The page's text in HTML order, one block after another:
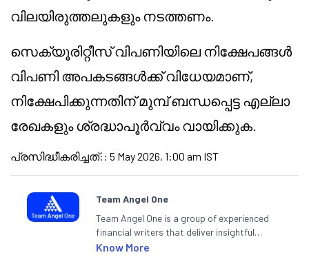
വിലയിരുത്തലുകളും നടത്തണം.
സെക്യൂരിറ്റീസ് വിപണിയിലെ നിക്ഷേപങ്ങൾ
വിപണി അപകടങ്ങൾക്ക് വിധേയമാണ്,
നിക്ഷേപിക്കുന്നതിന് മുമ്പ് ബന്ധപ്പെട്ട എല്ലാ
രേഖകളും ശ്രദ്ധാപൂർവ്വം വായിക്കുക.
പ്രസിദ്ധീകരിച്ചത്: : 5 May 2026, 1:00 am IST
Team Angel One
Team Angel One is a group of experienced
financial writers that deliver insightful
articles on the stock market, IPO, economy,
Know More